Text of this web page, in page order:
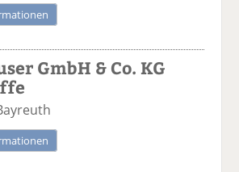
GmbH & Co. KG